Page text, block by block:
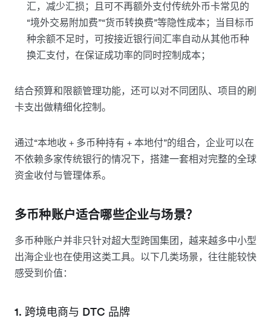
汇，减少汇损；且可不再额外支付传统外币卡常见的
“境外交易附加费”“货币转换费”等隐性成本；当目标币
种余额不足时，可按接近银行间汇率自动从其他币种
换汇支付，在保证成功率的同时控制成本；
结合预算和限额管理功能，还可以对不同团队、项目的刷
卡支出做精细化控制。
通过“本地收 + 多币种持有 + 本地付”的组合，企业可以在
不依赖多家传统银行的情况下，搭建一套相对完整的全球
资金收付与管理体系。
多币种账户适合哪些企业与场景？
多币种账户并非只针对超大型跨国集团，越来越多中小型
出海企业也在使用这类工具。以下几类场景，往往能较快
感受到价值：
1. 跨境电商与 DTC 品牌